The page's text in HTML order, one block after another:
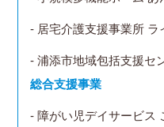
- 居宅介護支援事業所 ラ
- 浦添市地域包括支援セ
総合支援事業
- 障がい児デイサービス